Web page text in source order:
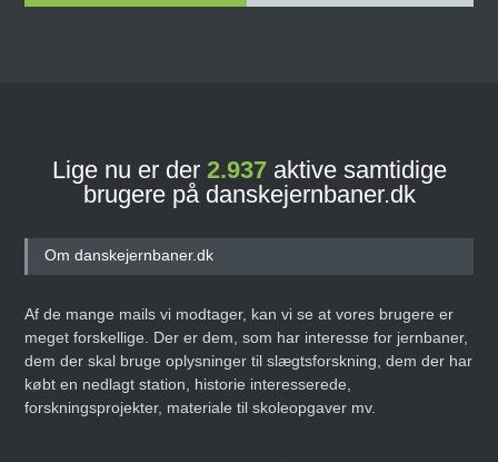
Lige nu er der 2.937aktive samtidige
brugere på danskejernbaner.dk
Om danskejernbaner.dk
Af de mange mails vi modtager, kan vi se at vores brugere er
meget forskellige. Der er dem, som har interesse for jernbaner,
dem der skal bruge oplysninger til slægtsforskning, dem der har
købt en nedlagt station, historie interesserede,
forskningsprojekter, materiale til skoleopgaver mv.